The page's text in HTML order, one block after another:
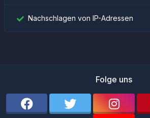
Nachschlagen von IP-Adressen
Folge uns